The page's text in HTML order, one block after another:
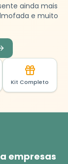
ainda mais
e muito
Kit Completo
empresas